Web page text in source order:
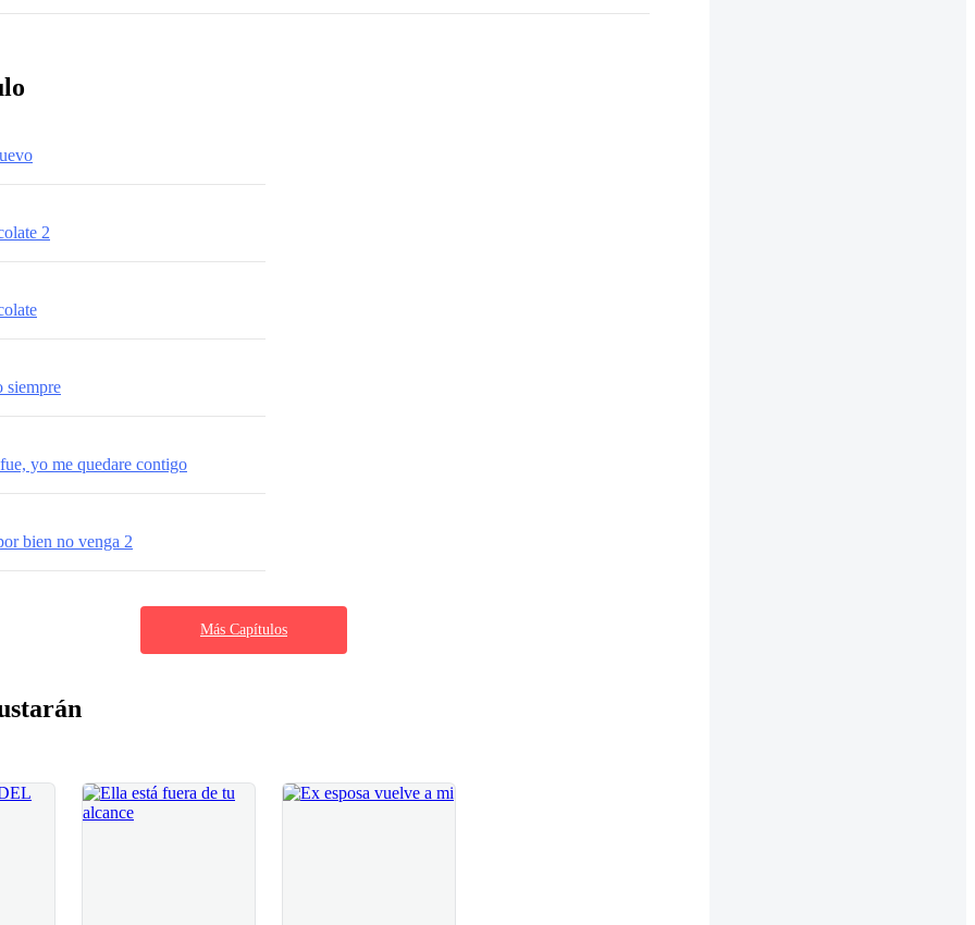
2
siempre
yo me quedare contigo
bien no venga 2
Más Capítulos